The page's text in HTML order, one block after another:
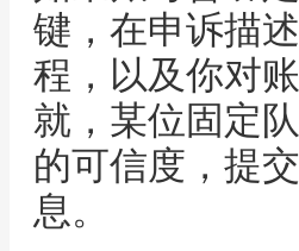
键，在申诉描
程，以及你对
就，某位固定
的可信度，提
息。